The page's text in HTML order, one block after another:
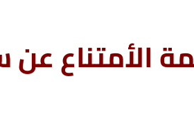
الأمتناع عن